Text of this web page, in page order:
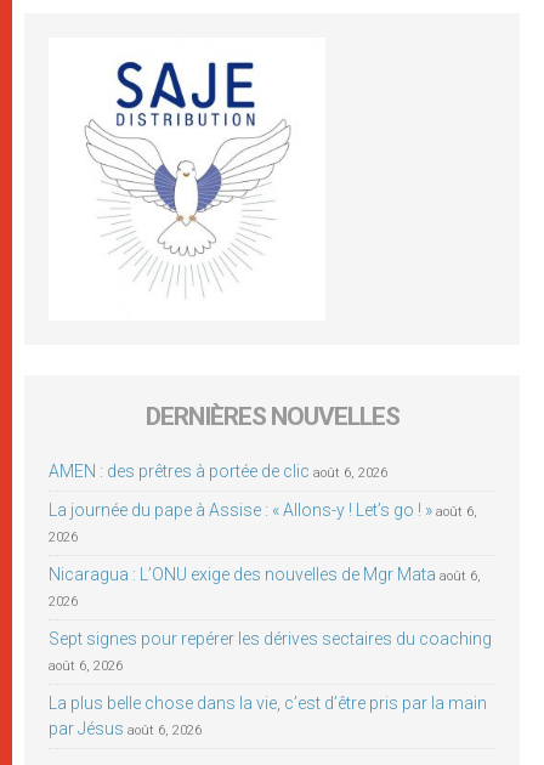
DERNIÈRES NOUVELLES
AMEN : des prêtres à portée de clic août 6, 2026
La journée du pape à Assise : « Allons-y ! Let’s go ! » août 6,
2026
Nicaragua : L’ONU exige des nouvelles de Mgr Mata août 6,
2026
Sept signes pour repérer les dérives sectaires du coaching
août 6, 2026
La plus belle chose dans la vie, c’est d’être pris par la main
par Jésus août 6, 2026